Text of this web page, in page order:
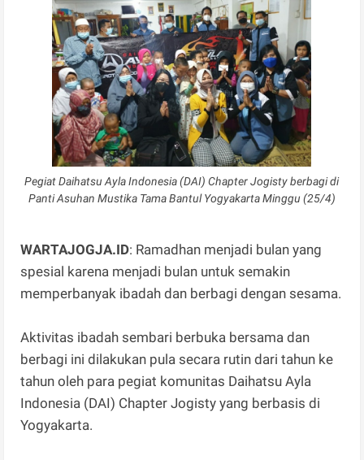
Pegiat Daihatsu Ayla Indonesia (DAI) Chapter Jogisty berbagi di
Panti Asuhan Mustika Tama Bantul Yogyakarta Minggu (25/4)
WARTAJOGJA.ID: Ramadhan menjadi bulan yang
spesial karena menjadi bulan untuk semakin
memperbanyak ibadah dan berbagi dengan sesama.
Aktivitas ibadah sembari berbuka bersama dan
berbagi ini dilakukan pula secara rutin dari tahun ke
tahun oleh para pegiat komunitas Daihatsu Ayla
Indonesia (DAI) Chapter Jogisty yang berbasis di
Yogyakarta.